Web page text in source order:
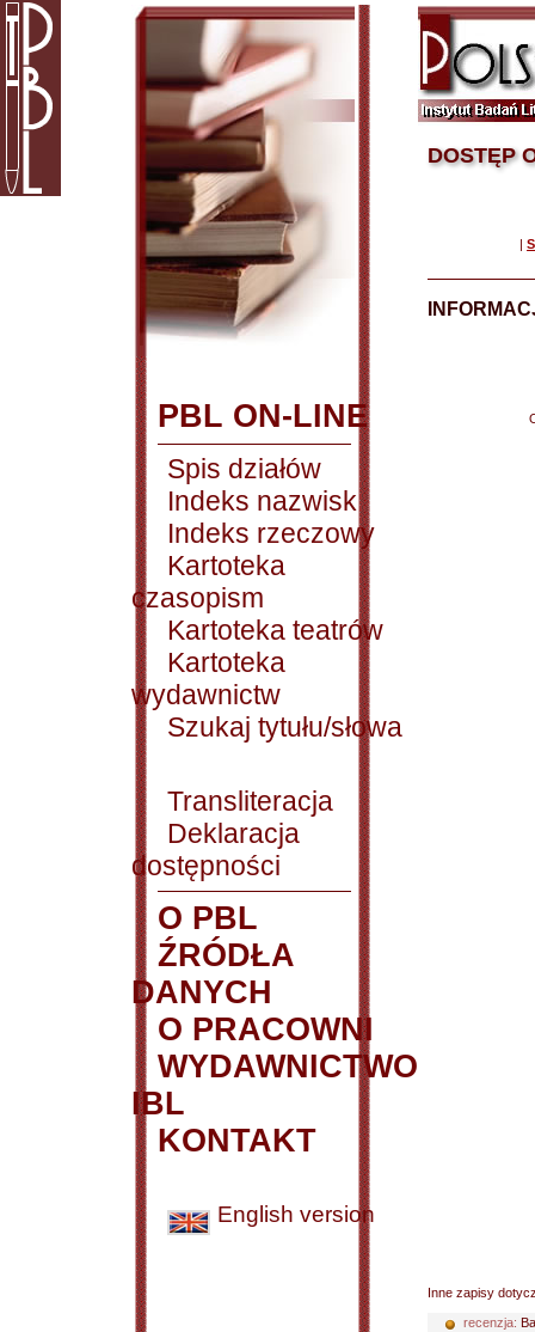
PBL ON-LINE
Spis działów
Indeks nazwisk
Indeks rzeczowy
Kartoteka
czasopism
Kartoteka teatrów
Kartoteka
wydawnictw
Szukaj tytułu/słowa
Transliteracja
Deklaracja
dostępności
O PBL
ŹRÓDŁA
DANYCH
O PRACOWNI
WYDAWNICTWO
IBL
KONTAKT
English version
DOSTĘP
|
Inne zapisy
recenzja: